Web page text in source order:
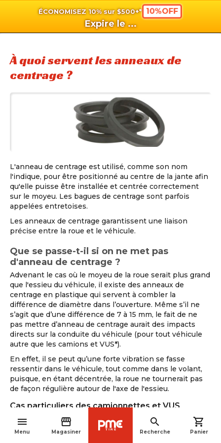
ÉCONOMISEZ 10% sur $500+* 10%OFF
Expire le ...
menu
Menu
storefront
Magasiner
search
Recherche
shopping_cart
Panier
À quoi servent les anneaux de
centrage ?
L'anneau de centrage est utilisé, comme son nom
l'indique, pour être positionné au centre de la jante afin
qu'elle puisse être installée et centrée correctement
sur le moyeu. Les bagues de centrage sont parfois
appelées entretoises.
Les anneaux de centrage garantissent une liaison
précise entre la roue et le véhicule.
Que se passe-t-il si on ne met pas
d'anneau de centrage ?
Advenant le cas où le moyeu de la roue serait plus grand
que l'essieu du véhicule, il existe des anneaux de
centrage en plastique qui servent à combler la
différence de diamètre dans l’ouverture. Même s’il ne
s’agit que d’une différence de 7 à 15 mm, le fait de ne
pas mettre d’anneau de centrage aurait des impacts
directs sur la conduite du véhicule (pour tout véhicule
autre que les camions et VUS*).
En effet, il se peut qu’une forte vibration se fasse
ressentir dans le véhicule, tout comme dans le volant,
puisque, en étant décentrée, la roue ne tournerait pas
de façon régulière autour de l'axe de l'essieu.
Cas particuliers des camionnettes et VUS
La plupart des camions et VUS ont 6 ou 8 goujons, il est
donc plus facile d’installer les roues et de les centrer navigate_before